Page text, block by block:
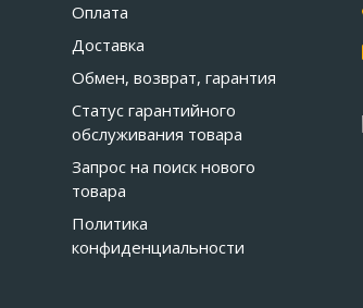
Оплата
Доставка
Обмен, возврат, гарантия
Статус гарантийного
обслуживания товара
Запрос на поиск нового
товара
Политика
конфиденциальности